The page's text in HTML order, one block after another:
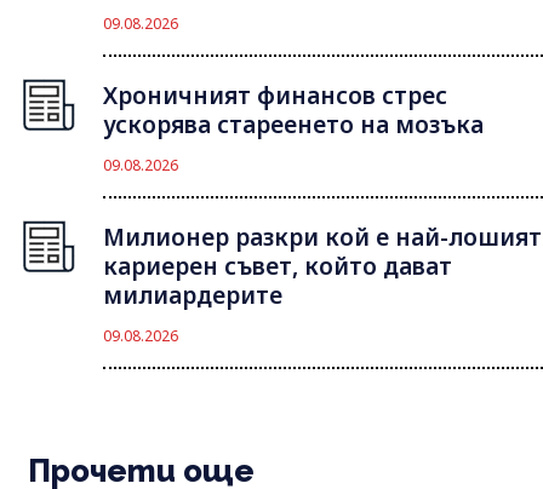
09.08.2026
Хроничният финансов стрес
ускорява стареенето на мозъка
09.08.2026
Милионер разкри кой е най-лошият
кариерен съвет, който дават
милиардерите
09.08.2026
Прочети още